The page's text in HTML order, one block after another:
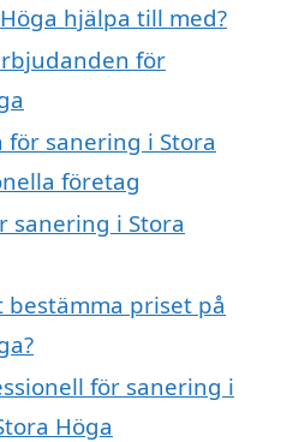
hjälpa till med?
för
sanering i Stora
företag
sanering i Stora
priset på
för sanering i
Höga